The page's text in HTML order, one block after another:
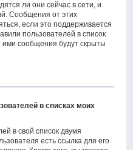
ли они сейчас в сети, и
Сообщения от этих
если это поддерживается
пользователей в список
сообщения будут скрыты
в списках моих
в свой список двумя
есть ссылка для его